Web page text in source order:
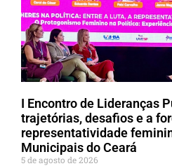
I Encontro de Lideranças
trajetórias, desafios e a
representatividade
Municipais do Ceará
5 de agosto de 2026